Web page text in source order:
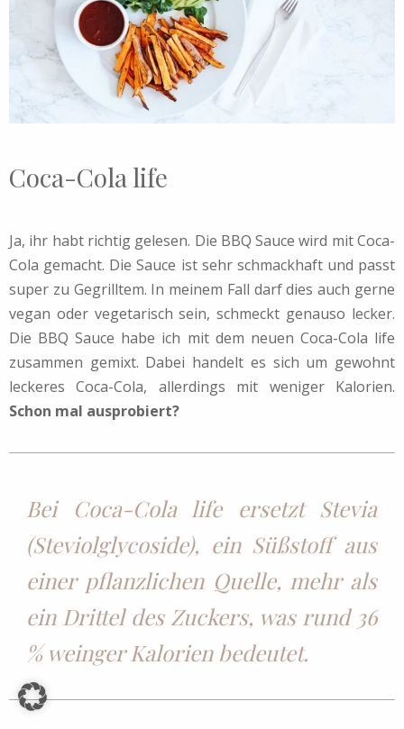
Coca-Cola life
Ja, ihr habt richtig gelesen. Die BBQ Sauce wird mit Coca-
Cola gemacht. Die Sauce ist sehr schmackhaft und passt
super zu Gegrilltem. In meinem Fall darf dies auch gerne
vegan oder vegetarisch sein, schmeckt genauso lecker.
Die BBQ Sauce habe ich mit dem neuen Coca-Cola life
zusammen gemixt. Dabei handelt es sich um gewohnt
leckeres Coca-Cola, allerdings mit weniger Kalorien.
Schon mal ausprobiert?
Bei Coca-Cola life ersetzt Stevia
(Steviolglycoside), ein Süßstoff aus
einer pflanzlichen Quelle, mehr als
ein Drittel des Zuckers, was rund 36
% weinger Kalorien bedeutet.